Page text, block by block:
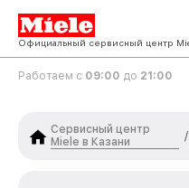
Официальный сервисный центр
Работаем с 09:00 до 21:00
Сервисный центр
Miele в Казани
/